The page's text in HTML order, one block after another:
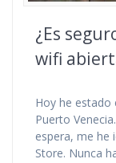
¿Es
wifi
Hoy he estado
Puerto
espera, me he
Store. Nunca